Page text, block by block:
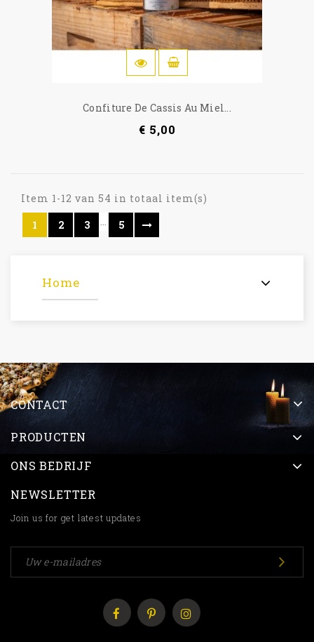
Confiture De Cassis Au Miel...
€ 5,00
Item 1-12 van 54 in totaal item(s)
1
2 3 … 5
Home
CONTACT
PRODUCTEN
ONS BEDRIJF
NEWSLETTER
Join us for get latest updates